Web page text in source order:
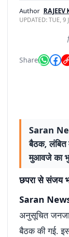
Author RAJEEV
UPDATED:TUE, 9
Share
Saran
बैठक, लंबित
मुआवजे का
छपरा से संजय
Saran
अनुसूचित
बैठक की गई. इस